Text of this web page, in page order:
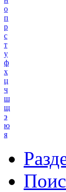
о
п
р
с
т
у
ф
х
ц
ч
ш
щ
э
ю
я